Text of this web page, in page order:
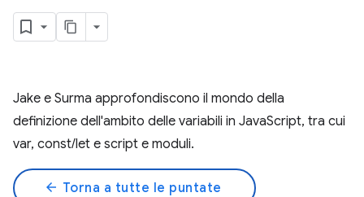
Jake e Surma approfondiscono il mondo della
definizione dell'ambito delle variabili in JavaScript, tra cui
var, const/let e script e moduli.
arrow_back Torna a tutte le puntate